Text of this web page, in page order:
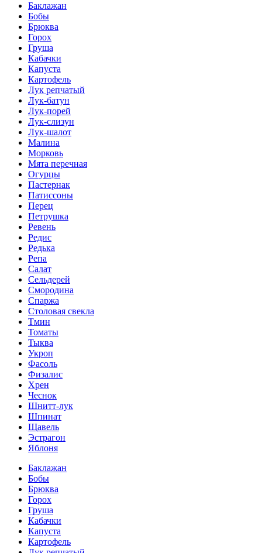
Баклажан
Бобы
Брюква
Горох
Груша
Кабачки
Капуста
Картофель
Лук репчатый
Лук-батун
Лук-порей
Лук-слизун
Лук-шалот
Малина
Морковь
Мята перечная
Огурцы
Пастернак
Патиссоны
Перец
Петрушка
Ревень
Редис
Редька
Репа
Салат
Сельдерей
Смородина
Спаржа
Столовая свекла
Тмин
Томаты
Тыква
Укроп
Фасоль
Физалис
Хрен
Чеснок
Шнитт-лук
Шпинат
Щавель
Эстрагон
Яблоня
Баклажан
Бобы
Брюква
Горох
Груша
Кабачки
Капуста
Картофель